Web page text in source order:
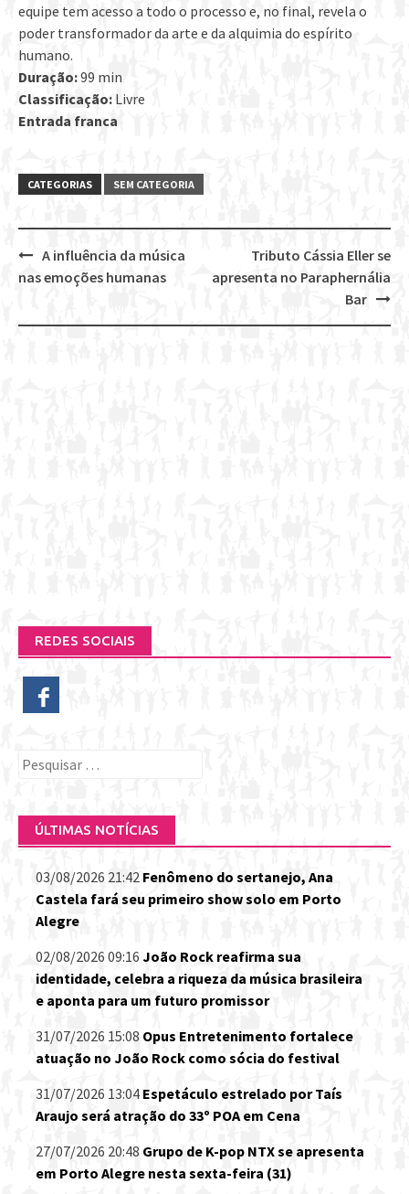
equipe tem acesso a todo o processo e, no final, revela o
poder transformador da arte e da alquimia do espírito
humano.
Duração:99 min
Classificação: Livre
Entrada franca
CATEGORIAS SEM CATEGORIA
Post
Tributo Cássia Eller se
apresenta no Paraphernália
Bar
A influência da música
nas emoções humanas
REDES SOCIAIS
Pesquisar
ÚLTIMAS NOTÍCIAS
03/08/2026 21:42 Fenômeno do sertanejo, Ana
Castela fará seu primeiro show solo em Porto
Alegre
02/08/2026 09:16 João Rock reafirma sua
identidade, celebra a riqueza da música brasileira
e aponta para um futuro promissor
31/07/2026 15:08 Opus Entretenimento fortalece
atuação no João Rock como sócia do festival
31/07/2026 13:04 Espetáculo estrelado por Taís
Araujo será atração do 33º POA em Cena
27/07/2026 20:48 Grupo de K-pop NTX se apresenta
em Porto Alegre nesta sexta-feira (31)